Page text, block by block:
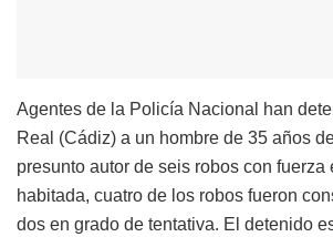
Agentes de la Policía Nacional han
Real (Cádiz) a un hombre de 35 años
presunto autor de seis robos con fuerza
habitada, cuatro de los robos fueron
dos en grado de tentativa. El detenido